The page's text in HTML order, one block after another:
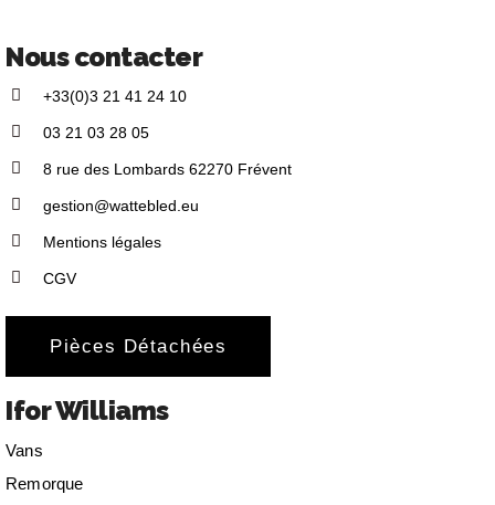
Nous contacter
+33(0)3 21 41 24 10
03 21 03 28 05
8 rue des Lombards 62270 Frévent
gestion@wattebled.eu
Mentions légales
CGV
Pièces Détachées
Ifor Williams
Vans
Remorque